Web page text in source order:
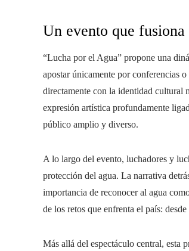
Un evento que
“Lucha por el Agua” propone una
apostar únicamente por conferencias
directamente con la identidad cultural
expresión artística profundamente
público amplio y diverso.
A lo largo del evento, luchadores y
protección del agua. La narrativa
importancia de reconocer al agua
de los retos que enfrenta el país:
Más allá del espectáculo central, esta